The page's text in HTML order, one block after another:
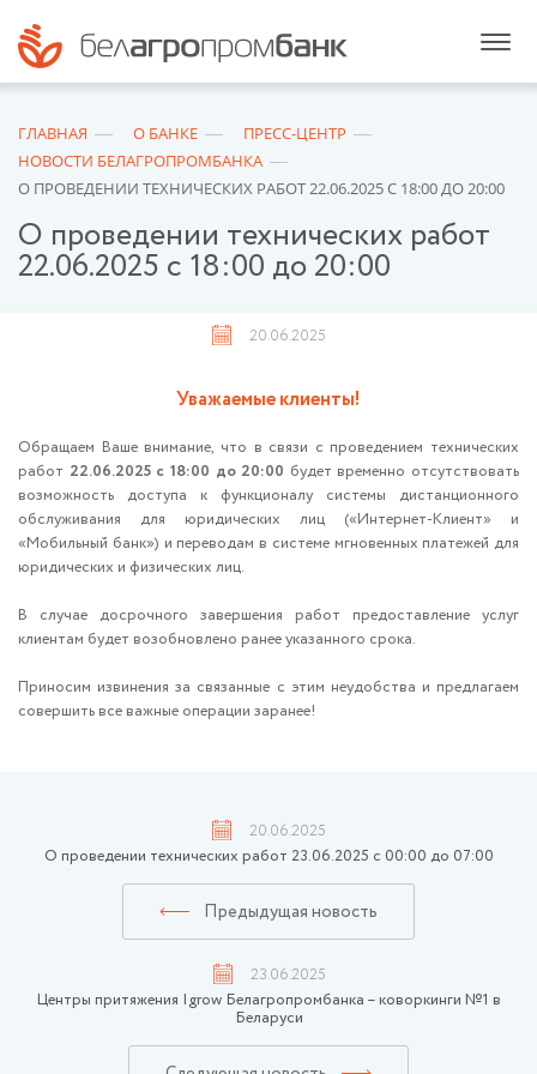
ГЛАВНАЯ О БАНКЕ
ПРЕСС-ЦЕНТР
НОВОСТИ БЕЛАГРОПРОМБАНКА
О ПРОВЕДЕНИИ ТЕХНИЧЕСКИХ РАБОТ 22.06.2025 С 18:00 ДО 20:00
О проведении технических работ
22.06.2025 с 18:00 до 20:00
20.06.2025
Уважаемые клиенты!
Обращаем Ваше внимание, что в связи с проведением технических
работ 22.06.2025 с 18:00 до 20:00 будет временно отсутствовать
возможность доступа к функционалу системы дистанционного
обслуживания для юридических лиц («Интернет-Клиент» и
«Мобильный банк») и переводам в системе мгновенных платежей для
юридических и физических лиц.
В случае досрочного завершения работ предоставление услуг
клиентам будет возобновлено ранее указанного срока.
Приносим извинения за связанные с этим неудобства и предлагаем
совершить все важные операции заранее!
20.06.2025
О проведении технических работ 23.06.2025 с 00:00 до 07:00
Предыдущая новость
23.06.2025
Центры притяжения Igrow Белагропромбанка – коворкинги №1 в
Беларуси